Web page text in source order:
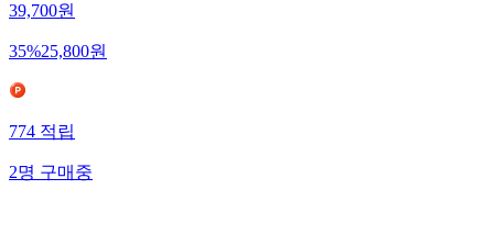
39,700원
35%25,800원
774 적립
2명 구매중